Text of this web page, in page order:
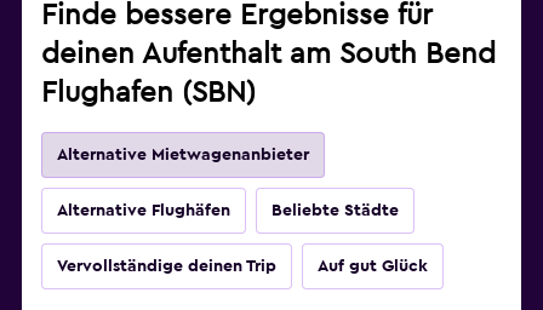
Finde bessere Ergebnisse für
deinen Aufenthalt am South Bend
Flughafen (SBN)
Alternative Mietwagenanbieter
Alternative Flughäfen Beliebte Städte
Vervollständige deinen Trip Auf gut Glück